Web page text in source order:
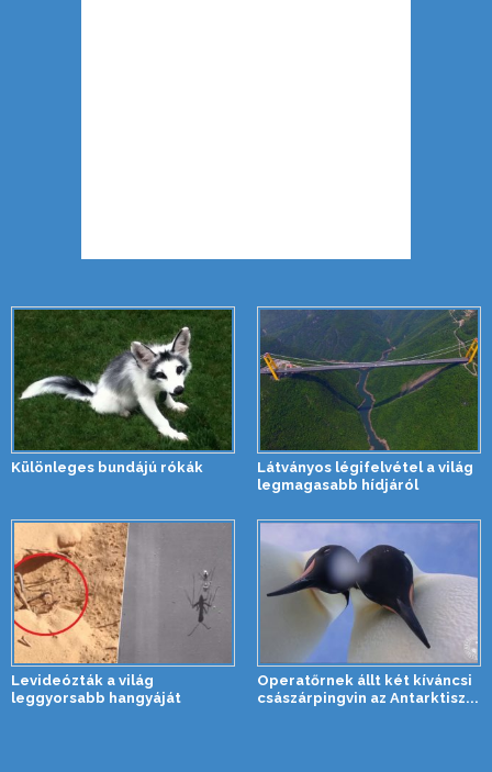
Különleges bundájú rókák
Látványos légifelvétel a világ
legmagasabb hídjáról
Levideózták a világ
leggyorsabb hangyáját
Operatőrnek állt két kíváncsi
császárpingvin az Antarktisz...